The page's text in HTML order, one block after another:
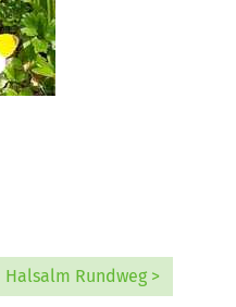
Halsalm Rundweg >